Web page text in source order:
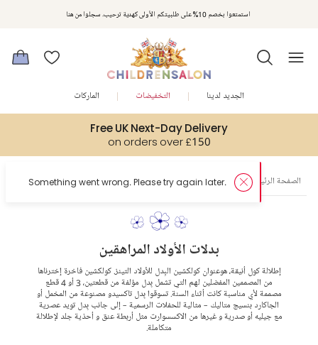
استمتعوا بخصم 10% على طلبيتكم الأولى كهدية ترحيب. سجلوا من هنا
Free UK Next-Day Delivery
on orders over £150
الجديد لدينا التخفيضات الماركات
الصفحة الرئيسية المراهقون الأولاد البِدل
بدلات الأولاد المراهقين
إطلالة كول أنيقة، هوعنوان كولكشين البِدل للأولاد التينز. كولكشين فاخرة إخترناها
من المصممين المفضلين لهم التي تشمل بِدل مؤلفة من قطعتين، 3 أو 4 قطع
مصممة لأي مناسبة كانت أثناء السنة. تسوقوا بِدل تاكسيدو مصنوعة من المخمل أو
الجاكارد بنسيج متاليك - مثالية للحفلات الرسمية - إلى جانب بِدل تويد عصرية
مع جيليه أو صدرية و غيرها من الاكسسوارت مثل أربطة عنق و أحذية جلد لإطلالة
متكاملة.
Something went wrong. Please try again later.